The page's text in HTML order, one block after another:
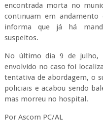
encontrada morta no
continuam em andamento
informa que já há
suspeitos.
No último dia 9 de julho,
envolvido no caso foi
tentativa de abordagem, o
policiais e acabou sendo
mas morreu no hospital.
Por Ascom PC/AL